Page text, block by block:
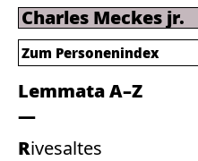
Charles Meckes jr.
Lemmata A–Z
Rivesaltes
Zum Personenindex